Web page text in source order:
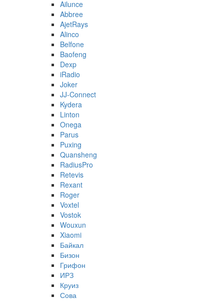
Ailunce
Abbree
AjetRays
Alinco
Belfone
Baofeng
Dexp
iRadio
Joker
JJ-Connect
Kydera
Linton
Onega
Parus
Puxing
Quansheng
RadiusPro
Retevis
Rexant
Roger
Voxtel
Vostok
Wouxun
Xiaomi
Байкал
Бизон
Грифон
ИРЗ
Круиз
Сова